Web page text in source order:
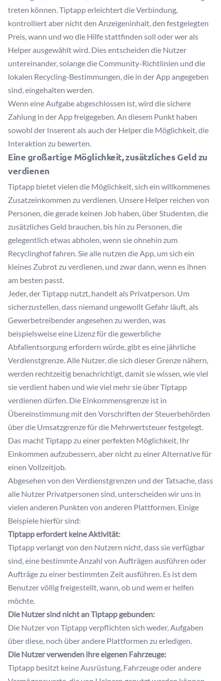
treten können. Tiptapp erleichtert die Verbindung,
kontrolliert aber nicht den Anzeigeninhalt, den festgelegten
Preis, wann und wo die Hilfe stattfinden soll oder wer als
Helper ausgewählt wird. Dies entscheiden die Nutzer
untereinander, solange die Community-Richtlinien und die
lokalen Recycling-Bestimmungen, die in der App angegeben
sind, eingehalten werden.
Wenn eine Aufgabe abgeschlossen ist, wird die sichere
Zahlung in der App freigegeben. An diesem Punkt haben
sowohl der Inserent als auch der Helper die Möglichkeit, die
Interaktion zu bewerten.
Eine großartige Möglichkeit, zusätzliches Geld zu
verdienen
Tiptapp bietet vielen die Möglichkeit, sich ein willkommenes
Zusatzeinkommen zu verdienen. Unsere Helper reichen von
Personen, die gerade keinen Job haben, über Studenten, die
zusätzliches Geld brauchen, bis hin zu Personen, die
gelegentlich etwas abholen, wenn sie ohnehin zum
Recyclinghof fahren. Sie alle nutzen die App, um sich ein
kleines Zubrot zu verdienen, und zwar dann, wenn es ihnen
am besten passt.
Jeder, der Tiptapp nutzt, handelt als Privatperson. Um
sicherzustellen, dass niemand ungewollt Gefahr läuft, als
Gewerbetreibender angesehen zu werden, was
beispielsweise eine Lizenz für die gewerbliche
Abfallentsorgung erfordern würde, gibt es eine jährliche
Verdienstgrenze. Alle Nutzer, die sich dieser Grenze nähern,
werden rechtzeitig benachrichtigt, damit sie wissen, wie viel
sie verdient haben und wie viel mehr sie über Tiptapp
verdienen dürfen. Die Einkommensgrenze ist in
Übereinstimmung mit den Vorschriften der Steuerbehörden
über die Umsatzgrenze für die Mehrwertsteuer festgelegt.
Das macht Tiptapp zu einer perfekten Möglichkeit, Ihr
Einkommen aufzubessern, aber nicht zu einer Alternative für
einen Vollzeitjob.
Abgesehen von den Verdienstgrenzen und der Tatsache, dass
alle Nutzer Privatpersonen sind, unterscheiden wir uns in
vielen anderen Punkten von anderen Plattformen. Einige
Beispiele hierfür sind:
Tiptapp erfordert keine Aktivität:
Tiptapp verlangt von den Nutzern nicht, dass sie verfügbar
sind, eine bestimmte Anzahl von Aufträgen ausführen oder
Aufträge zu einer bestimmten Zeit ausführen. Es ist dem
Benutzer völlig freigestellt, wann, ob und wem er helfen
möchte.
Die Nutzer sind nicht an Tiptapp gebunden:
Die Nutzer von Tiptapp verpflichten sich weder, Aufgaben
über diese, noch über andere Plattformen zu erledigen.
Die Nutzer verwenden ihre eigenen Fahrzeuge:
Tiptapp besitzt keine Ausrüstung, Fahrzeuge oder andere